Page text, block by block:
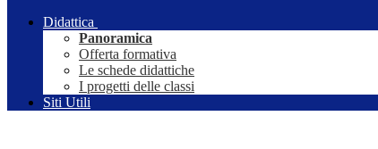
Didattica
Panoramica
Offerta formativa
Le schede didattiche
I progetti delle classi
Siti Utili